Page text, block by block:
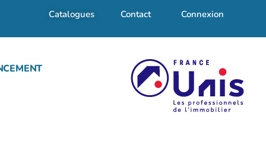
Catalogues Contact Connexion